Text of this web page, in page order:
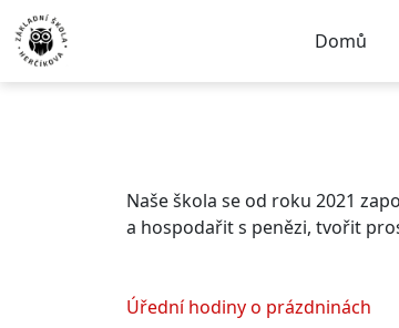
Domů
Naše škola se od roku 2021
a hospodařit s penězi, tvořit
Úřední hodiny o prázdninách